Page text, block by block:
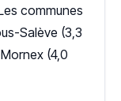
communes
Salève (3,3
(4,0